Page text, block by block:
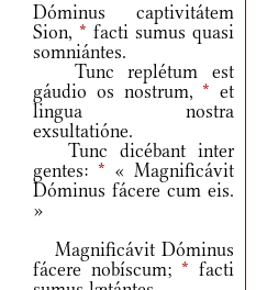
Dóminus captivitátem
Sion, * facti sumus quasi
somniántes.
Tunc replétum est
gáudio os nostrum,* et
lingua nostra
exsultatióne.
Tunc dicébant inter
gentes: * « Magnificávit
Dóminus fácere cum eis.
»
Magnificávit Dóminus
fácere nobíscum;* facti